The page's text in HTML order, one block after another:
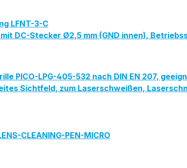
LFNT-3-C
DC-Stecker Ø2,5 mm (GND innen),
PICO-LPG-405-532 nach DIN EN 207,
Sichtfeld, zum Laserschweißen,
CLEANING-PEN-MICRO